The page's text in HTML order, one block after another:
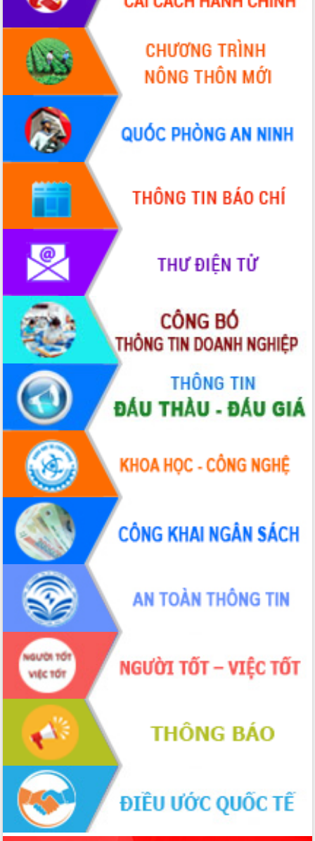
Phát động chiến dịch 30 ngày đêm
giải phóng mặt bằng Tuyến đường bộ
ven biển
Đắk Lắk nỗ lực thúc đẩy tăng trưởng
kinh tế từ 10% trở lên trong Quý
II/2026
Đắk Lắk ký kết thỏa thuận hợp tác về
chuyển đổi số giai đoạn 2026 – 2030
với Tập đoàn Bưu chính Viễn thông
Việt Nam
Thứ trưởng Bộ Y tế làm việc với tỉnh
Đắk Lắk về phát triển nhân lực y tế
cho trạm y tế cấp xã
Du lịch Đắk Lắk nâng tầm trải nghiệm
du khách thông qua Hệ thống cơ sở dữ
liệu và Bản đồ số
Tập huấn ứng dụng trí tuệ nhân tạo (AI)
trong thương mại điện tử năm 2026
Đoàn đại biểu Quốc hội tỉnh Đắk Lắk
trao đổi thông tin trước Kỳ họp thứ
nhất, Quốc hội khóa XVI
Quyết liệt cải cách hành chính, khơi
thông nguồn lực phát triển
Nâng cao hiệu lực, hiệu quả HĐND
tỉnh thông qua hiện đại hóa hành chính
Xã Ea Phê gắn cải cách hành chính với
chuyển đổi số
Phó Chủ tịch Thường trực UBND tỉnh
Hồ Thị Nguyên Thảo làm việc tại Trung
tâm Phục vụ hành chính công xã Ea
Phê
Xây dựng nền hành chính số đồng
hành cùng nông dân dân, doanh nghiệp
Giai đoạn 2026-2030, Đắk Lắk phấn
đấu có 77% xã đạt chuẩn nông thôn
mới
Chuyển đổi số 'mở đường' cho nông
nghiệp Đắk Lắk tăng trưởng bứt phá
Triển khai đồng bộ đo đạc, lập hồ sơ
địa chính, hoàn thiện cơ sở dữ liệu đất
Ứng dụng sinh trắc học - Bước tiến
trong hành trình chuyển đổi số tại Đắk
Đắk Lắk nâng cao hiệu quả công tác
Đảng từ Sổ tay đảng viên điện tử
Đắk Lắk đẩy mạnh nuôi biển công
nghệ, hướng tới phát triển thủy sản
bền vững
Tập huấn nâng cao năng lực triển khai
chuyển đổi số cho cán bộ, công chức
cấp xã
Đắk Lắk phát động hưởng ứng Ngày
Quyền của người tiêu dùng Việt Nam
2026